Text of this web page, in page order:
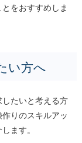
をおすすめしま
い方へ
たいと考える方
りのスキルアッ
ます。